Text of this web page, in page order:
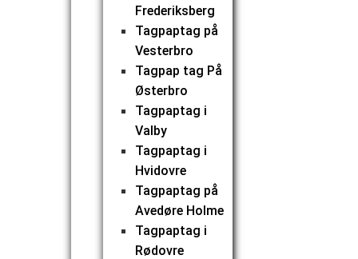
Frederiksberg
Tagpaptag på
Vesterbro
Tagpap tag På
Østerbro
Tagpaptag i
Valby
Tagpaptag i
Hvidovre
Tagpaptag på
Avedøre Holme
Tagpaptag i
Rødovre